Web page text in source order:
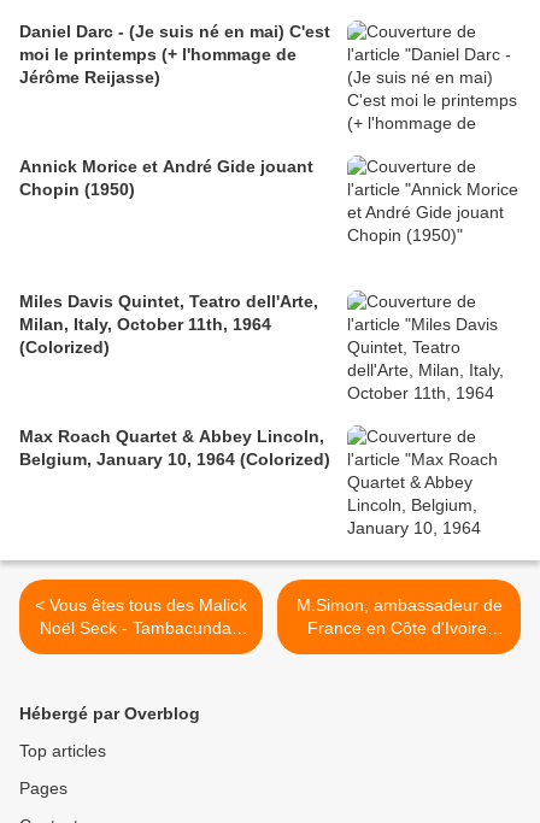
Daniel Darc - (Je suis né en mai) C'est
moi le printemps (+ l'hommage de
Jérôme Reijasse)
Annick Morice et André Gide jouant
Chopin (1950)
Miles Davis Quintet, Teatro dell'Arte,
Milan, Italy, October 11th, 1964
(Colorized)
Max Roach Quartet & Abbey Lincoln,
Belgium, January 10, 1964 (Colorized)
< Vous êtes tous des Malick
Noël Seck - Tambacunda -
27/11/2011
M.Simon, ambassadeur de
France en Côte d'Ivoire,
vous êtes un cochon >
Hébergé par Overblog
Top articles
Pages